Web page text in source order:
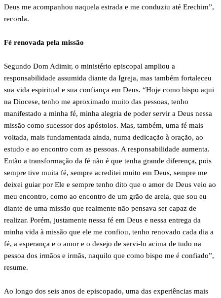
Deus me acompanhou naquela estrada e me conduziu até Erechim”,
recorda.
Fé renovada pela missão
Segundo Dom Adimir, o ministério episcopal ampliou a
responsabilidade assumida diante da Igreja, mas também fortaleceu
sua vida espiritual e sua confiança em Deus. “Hoje como bispo aqui
na Diocese, tenho me aproximado muito das pessoas, tenho
manifestado a minha fé, minha alegria de poder servir a Deus nessa
missão como sucessor dos apóstolos. Mas, também, uma fé mais
voltada, mais fundamentada ainda, numa dedicação à oração, ao
estudo e ao encontro com as pessoas. A responsabilidade aumenta.
Então a transformação da fé não é que tenha grande diferença, pois
sempre tive muita fé, sempre acreditei muito em Deus, sempre me
deixei guiar por Ele e sempre tenho dito que o amor de Deus veio ao
meu encontro, como ao encontro de um grão de areia, que sou eu
diante de uma missão que realmente não pensava ser capaz de
realizar. Porém, justamente nessa fé em Deus e nessa entrega da
minha vida à missão que ele me confiou, tenho renovado cada dia a
fé, a esperança e o amor e o desejo de servi-lo acima de tudo na
pessoa dos irmãos e irmãs, naquilo que como bispo me é confiado”,
resume.
Ao longo dos seis anos de episcopado, uma das experiências mais